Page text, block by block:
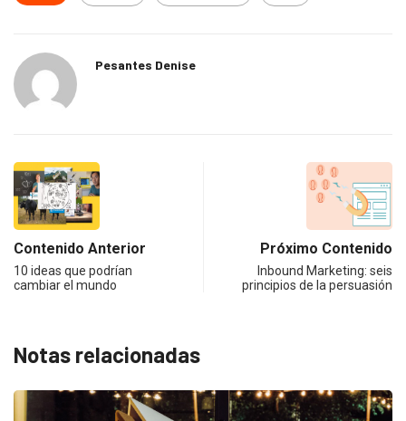
Pesantes Denise
Contenido Anterior
10 ideas que podrían
cambiar el mundo
Próximo Contenido
Inbound Marketing: seis
principios de la persuasión
Notas relacionadas